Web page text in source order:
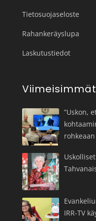
Tietosuojaseloste
Rahankeräyslupa
Laskutustiedot
”Uskon,
IRR-TV